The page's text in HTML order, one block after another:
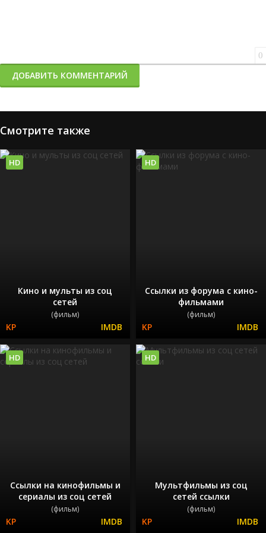
0
ДОБАВИТЬ КОММЕНТАРИЙ
Смотрите также
Кино и мульты из соц
сетей
(фильм)
HD
Ссылки из форума с кино-
фильмами
(фильм)
HD
Ссылки на кинофильмы и
сериалы из соц сетей
(фильм)
HD
Мультфильмы из соц
сетей ссылки
(фильм)
HD